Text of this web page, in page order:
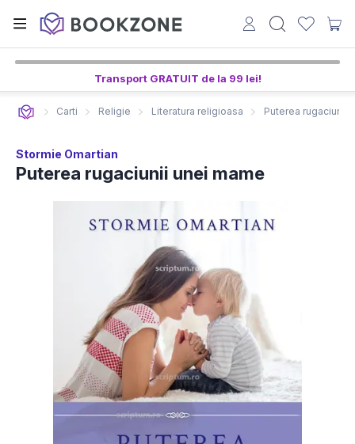
Transport GRATUIT de la 99 lei!
2 ore, 55 min, 27 sec
Carti Religie Literatura religioasa Puterea rugaciunii
Stormie Omartian
Puterea rugaciunii unei mame